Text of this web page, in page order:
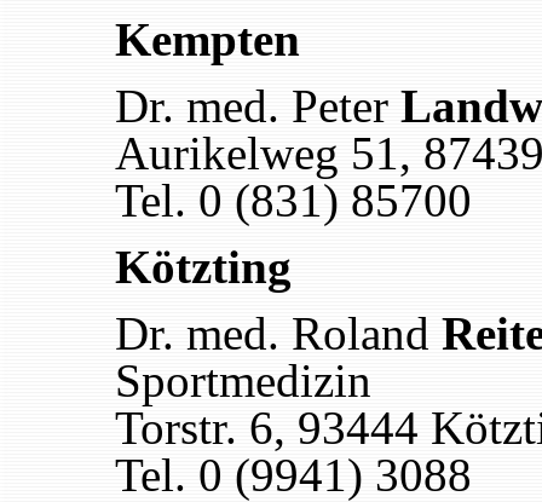
Kempten
Dr. med. Peter
Aurikelweg 51,
Tel. 0 (831) 85700
Kötzting
Dr. med. Roland
Sportmedizin
Torstr. 6, 93444
Tel. 0 (9941) 3088